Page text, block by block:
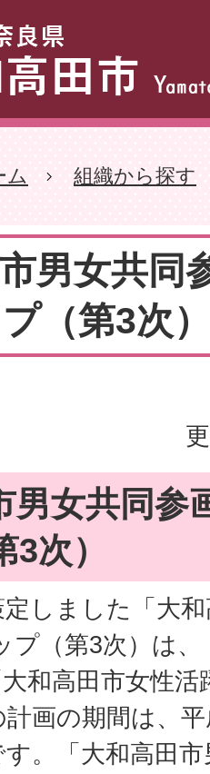
ム 組織から探す
男女共同
（第3次）
男女共同参
次）
しました「大
プ（第3次）は
和高田市女性
画の期間は、
。「大和高田